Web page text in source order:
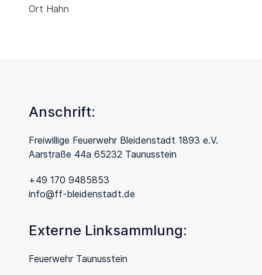
Ort Hahn
Anschrift:
Freiwillige Feuerwehr Bleidenstadt 1893 e.V.
Aarstraße 44a 65232 Taunusstein
+49 170 9485853
info@ff-bleidenstadt.de
Externe Linksammlung:
Feuerwehr Taunusstein